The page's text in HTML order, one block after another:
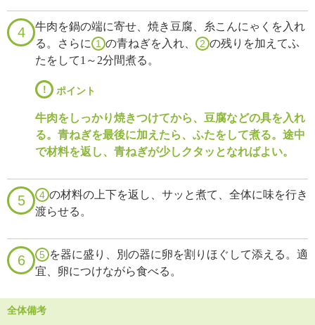
4
牛肉を鍋の端に寄せ、焼き豆腐、糸こんにゃくを入れ
る。さらに 1 の青ねぎを入れ、 2 の残りを加えてふ
たをして1～2分間煮る。
! ポイント
牛肉をしっかり焼きつけてから、豆腐などの具を入れ
る。青ねぎを最後に加えたら、ふたをして煮る。途中
で材料を返し、青ねぎが少しクタッとなればよい。
5 4 の材料の上下を返し、サッと煮て、全体に味を行き
渡らせる。
6 5 を器に盛り、別の器に卵を割りほぐして添える。適
宜、卵につけながら食べる。
全体備考